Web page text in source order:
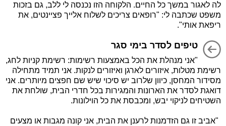
לה לאגור במשך כל החיים. הלקוחה הזו נכנסה לי ללב, גם בזכות
משפט שכתבה לי: "רופאים צריכים לשלוח אלייך פציינטים, את
ריפאת אותי".
טיפים לסדר בימי סגר
"אני מנהלת את הכל באמצעות רשימות: רשימת קניות לחג,
רשימת מטלות, איזורים לארגן ואיזורים לנקות. אני תמיד מתחילה
מסידור המחסן, כיוון שלרוב יש סיכוי שיש שם חפצים מיותרים. אני
דואגת לסדר את הארונות והמגירות בכל חדרי הבית, שולחת את
השטיחים לניקוי יבש, ומכבסת את כל הוילונות.
"אביב זו גם הזדמנות לרענן את הבית, אני קונה מגבות או מצעים